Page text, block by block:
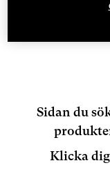
Sidan du
Klicka